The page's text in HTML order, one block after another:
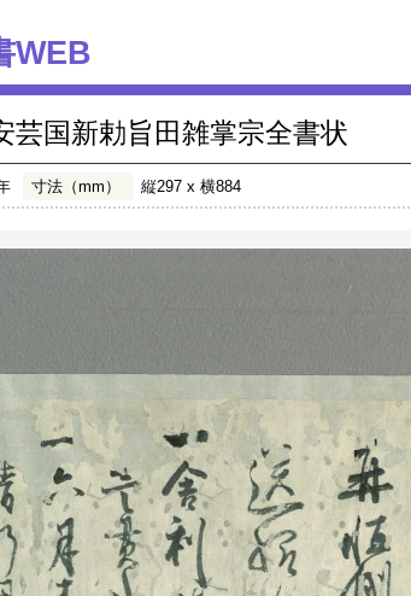
WEB
芸国新勅旨田雑掌宗全書状
寸法（mm） 縦297 x 横884